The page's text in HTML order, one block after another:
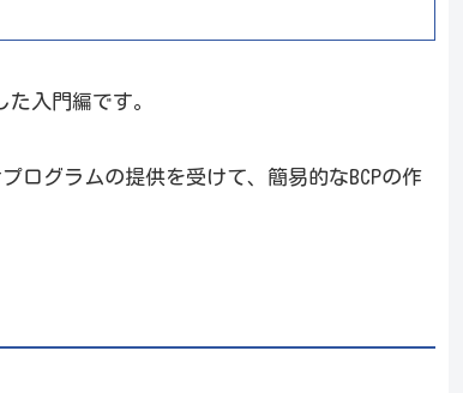
入門編です。
ログラムの提供を受けて、簡易的なBCPの作